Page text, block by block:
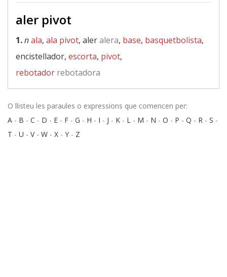
aler pivot
1.nala, ala pivot, aleralera, base, basquetbolista,
encistellador, escorta, pivot,
rebotador rebotadora
O llisteu les paraules o expressions que comencen per:
A - B - C - D - E - F - G - H - I - J - K - L - M - N - O - P - Q - R - S -
T - U - V- W - X - Y - Z